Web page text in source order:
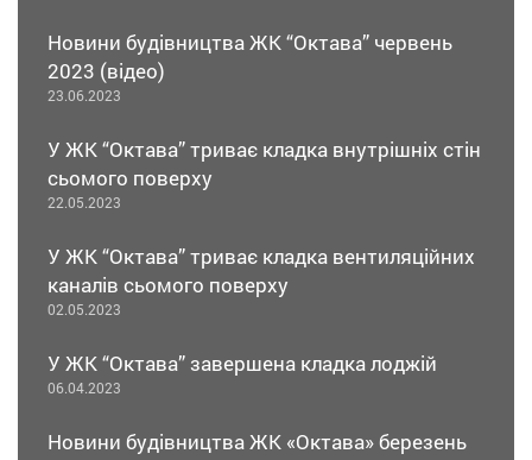
Новини будівництва ЖК “Октава” червень
2023 (відео)
23.06.2023
У ЖК “Октава” триває кладка внутрішніх стін
сьомого поверху
22.05.2023
У ЖК “Октава” триває кладка вентиляційних
каналів сьомого поверху
02.05.2023
У ЖК “Октава” завершена кладка лоджій
06.04.2023
Новини будівництва ЖК «Октава» березень